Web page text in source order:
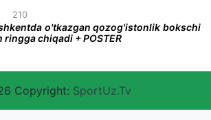
210
o'tkazgan qozog'istonlik bokschi
ringga chiqadi + POSTER
Copyright: SportUz.Tv